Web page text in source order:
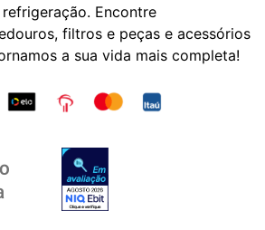
Encontre
filtros e peças e acessórios
a sua vida mais completa!